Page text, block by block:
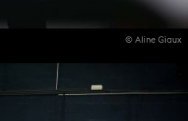
© Aline Giaux